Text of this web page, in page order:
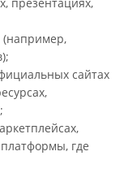
(например,
сайтах
где